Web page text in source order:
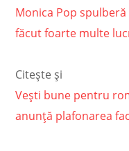
Monica Pop spulberă
făcut foarte multe
Citește și
Vești bune pentru
anunță plafonarea